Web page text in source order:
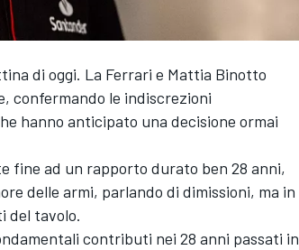
di oggi. La Ferrari e Mattia Binotto
confermando le indiscrezioni
hanno anticipato una decisione ormai
fine ad un rapporto durato ben 28 anni,
delle armi, parlando di dimissioni, ma in
del tavolo.
contributi nei 28 anni passati in